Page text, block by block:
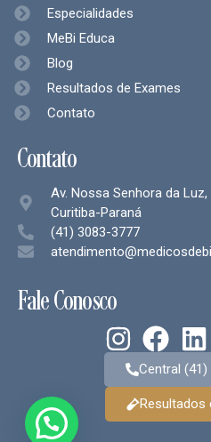
Especialidades
MeBi Educa
Blog
Resultados de Exames
Contato
Contato
Av. Nossa Senhora da Luz,
Curitiba-Paraná
(41) 3083-3777
Fale Conosco
Central
Resultados